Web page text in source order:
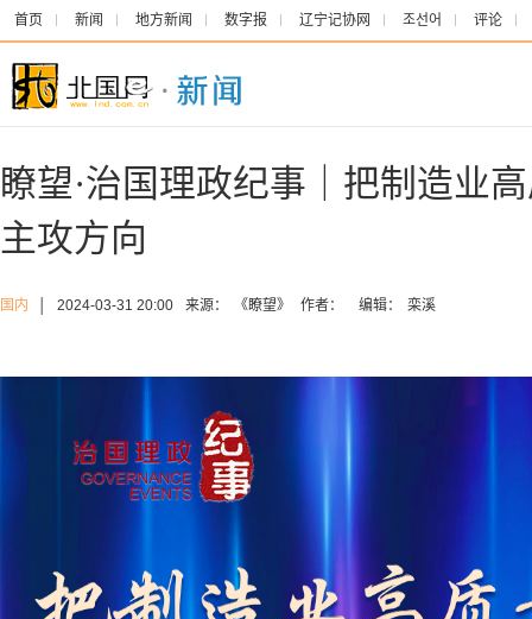
首页 新闻 地方新闻 数字报 辽宁记协网 조선어 评论
瞭望·治国理政纪事｜把制造业
主攻方向
国内 2024-03-31 20:00 来源： 《瞭望》 作者： 编辑： 栾溪